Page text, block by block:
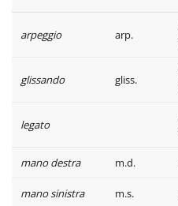
arpeggio arp.
glissando gliss.
legato
mano destra m.d.
mano sinistra m.s.